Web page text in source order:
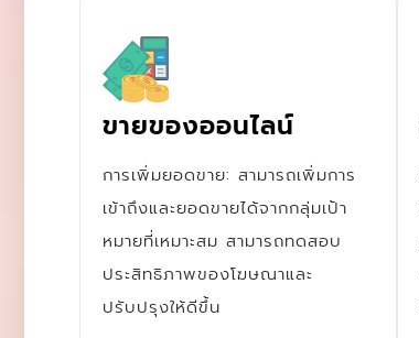
ขายของออนไลน์
การเพิ่มยอดขาย: สามารถเพิ่มการ
เข้าถึงและยอดขายได้จากกลุ่มเป้า
หมายที่เหมาะสม สามารถทดสอบ
ประสิทธิภาพของโฆษณาและ
ปรับปรุงให้ดีขึ้น